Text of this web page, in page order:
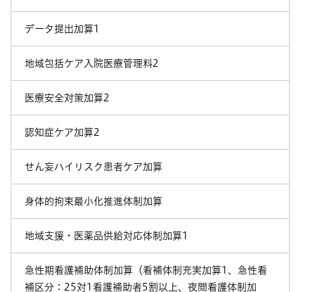
データ提出加算1
地域包括ケア入院医療管理料2
医療安全対策加算2
認知症ケア加算2
せん妄ハイリスク患者ケア加算
身体的拘束最小化推進体制加算
地域支援・医薬品供給対応体制加算1
急性期看護補助体制加算（看補体制充実加算1、急性看
補区分：25対1看護補助者5割以上、夜間看護体制加